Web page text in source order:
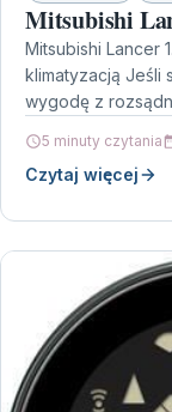
Mitsubishi
Mitsubishi Lancer
klimatyzacją Jeśli
wygodę z
5 minuty czytania
Czytaj więcej